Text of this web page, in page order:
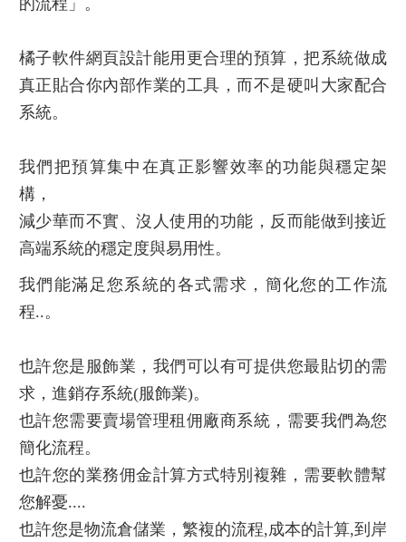
的流程」。
橘子軟件網頁設計能用更合理的預算，把系統做成
真正貼合你內部作業的工具，而不是硬叫大家配合
系統。
我們把預算集中在真正影響效率的功能與穩定架
構，
減少華而不實、沒人使用的功能，反而能做到接近
高端系統的穩定度與易用性。
我們能滿足您系統的各式需求，簡化您的工作流
程..。
也許您是服飾業，我們可以有可提供您最貼切的需
求，進銷存系統(服飾業)。
也許您需要賣場管理租佣廠商系統，需要我們為您
簡化流程。
也許您的業務佣金計算方式特別複雜，需要軟體幫
您解憂....
也許您是物流倉儲業，繁複的流程,成本的計算,到岸